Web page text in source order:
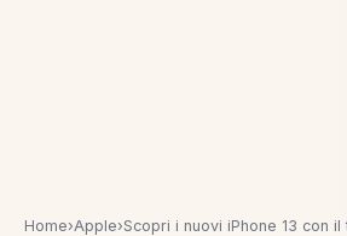
Home›Apple›